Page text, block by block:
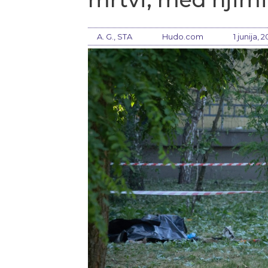
A. G., STA Hudo.com 1 junija,